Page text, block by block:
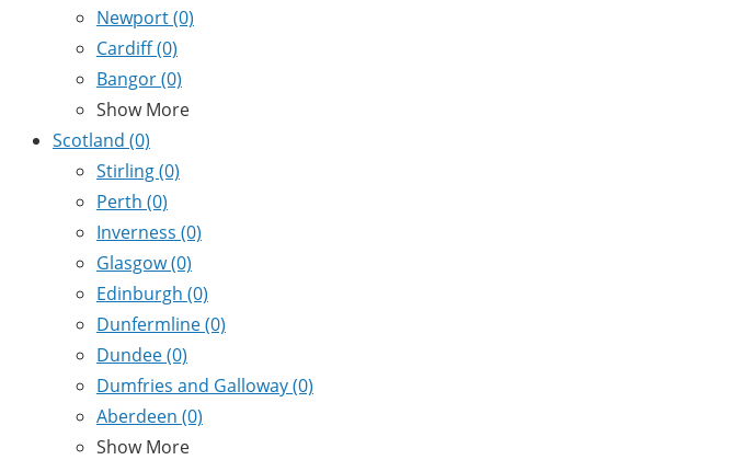
Newport(0)
Cardiff(0)
Bangor(0)
Show More
Scotland (0)
Stirling(0)
Perth (0)
Inverness (0)
Glasgow(0)
Edinburgh (0)
Dunfermline(0)
Dundee(0)
Dumfries and Galloway(0)
Aberdeen (0)
Show More